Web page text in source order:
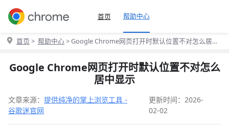
首页 帮助中心
首页 > 帮助中心> Google Chrome网页打开时默认位置不对怎么居中
Google Chrome网页打开时默认位置不对怎么
居中显示
文章来源： 提供纯净的掌上浏览工具 -
谷歌迷官网
更新时间：2026-
02-02